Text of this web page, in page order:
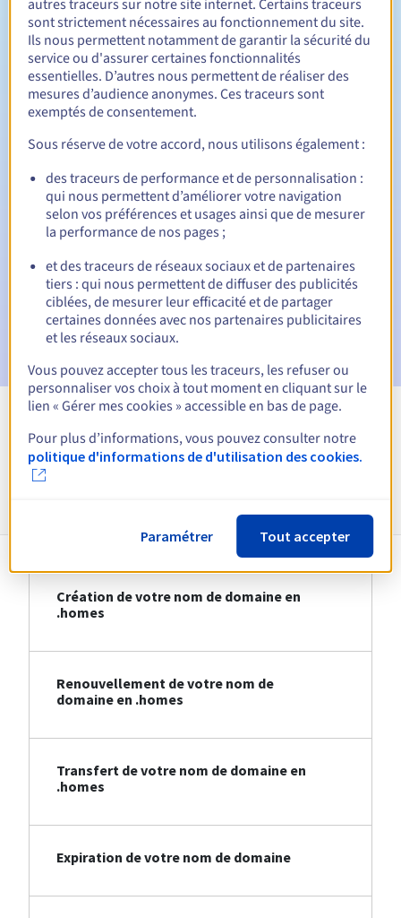
Durée de renouvellement Entre 1 et 10 ans
Période de rédemption
Notifications automatiques :
E-mails d'avertissement : 60, 30, 15, 7 et 3 jours avant la
date d'échéance
E-mail le jour de l'expirationpour notification de la
suspension du nom de domaine
E-mail après la période de grâce de rédemptionpour
notification de la suppression du nom de domaine
Voir toutes les extensions
Création de votre nom de domaine en
.homes
Renouvellement de votre nom de
domaine en .homes
Transfert de votre nom de domaine en
.homes
Expiration de votre nom de domaine
autres traceurs sur notre site internet. Certains traceurs
sont strictement nécessaires au fonctionnement du site.
Ils nous permettent notamment de garantir la sécurité du
service ou d'assurer certaines fonctionnalités
essentielles. D’autres nous permettent de réaliser des
mesures d’audience anonymes. Ces traceurs sont
exemptés de consentement.
Sous réserve de votre accord, nous utilisons également :
des traceurs de performance et de personnalisation :
qui nous permettent d’améliorer votre navigation
selon vos préférences et usages ainsi que de mesurer
la performance de nos pages ;
et des traceurs de réseaux sociaux et de partenaires
tiers : qui nous permettent de diffuser des publicités
ciblées, de mesurer leur efficacité et de partager
certaines données avec nos partenaires publicitaires
et les réseaux sociaux.
Vous pouvez accepter tous les traceurs, les refuser ou
personnaliser vos choix à tout moment en cliquant sur le
lien « Gérer mes cookies » accessible en bas de page.
Pour plus d’informations, vous pouvez consulter notre
politique d'informations de d'utilisation des cookies.
Paramétrer Tout accepter